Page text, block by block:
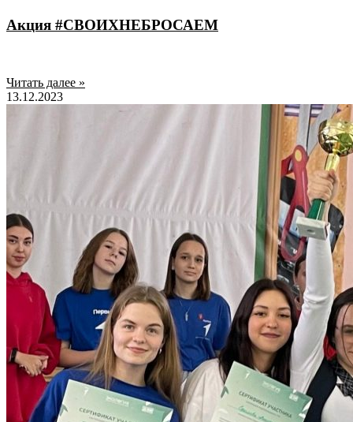
Акция #СВОИХНЕБРОСАЕМ
Читать далее »
13.12.2023